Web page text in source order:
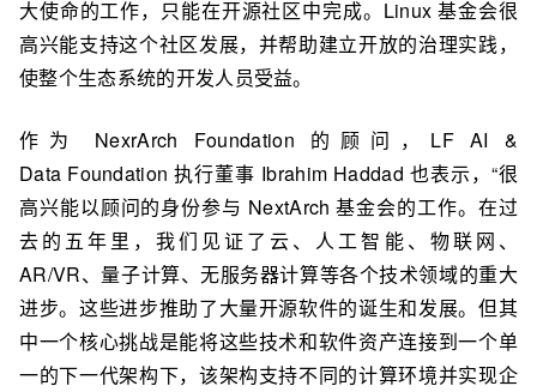
大使命的工作，只能在开源社区中完成。 Linux 基金会很
高兴能支持这个社区发展，并帮助建立开放的治理实践，
使整个生态系统的开发人员受益。
作为 NexrArch Foundation 的顾问，LF AI &
Data Foundation 执行董事 Ibrahim Haddad 也表示，“很
高兴能以顾问的身份参与 NextArch 基金会的工作。在过
去的五年里，我们见证了云、人工智能、物联网、
AR/VR、量子计算、无服务器计算等各个技术领域的重大
进步。这些进步推助了大量开源软件的诞生和发展。但其
中一个核心挑战是能将这些技术和软件资产连接到一个单
一的下一代架构下，该架构支持不同的计算环境并实现企